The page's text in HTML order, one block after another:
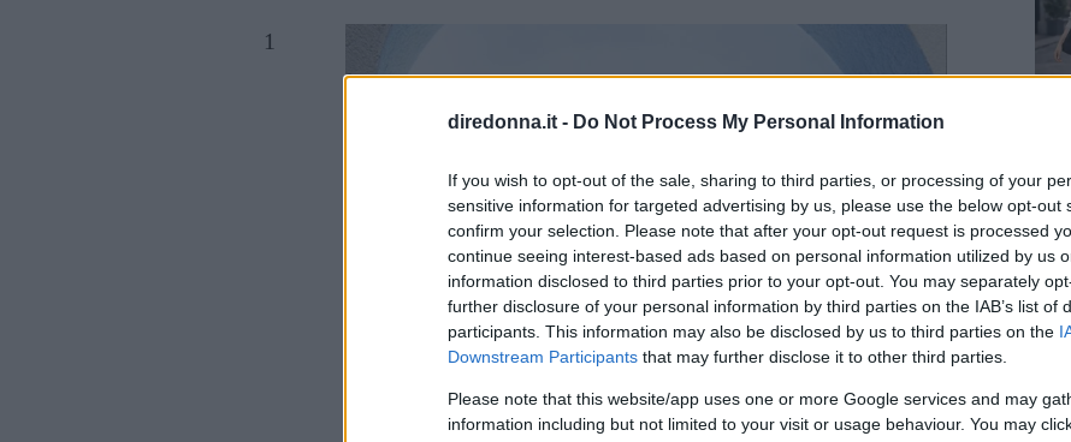
diredonna.it - Do Not Process My Personal Information
If you wish to opt-out of the sale, sharing to third parties, or processing of your
sensitive information for targeted advertising by us, please use the below opt-out
confirm your selection. Please note that after your opt-out request is processed
continue seeing interest-based ads based on personal information utilized by us
information disclosed to third parties prior to your opt-out. You may separately
further disclosure of your personal information by third parties on the IAB’s list of
participants. This information may also be disclosed by us to third parties on the
Downstream Participants that may further disclose it to other third parties.
Please note that this website/app uses one or more Google services and may
information including but not limited to your visit or usage behaviour. You may